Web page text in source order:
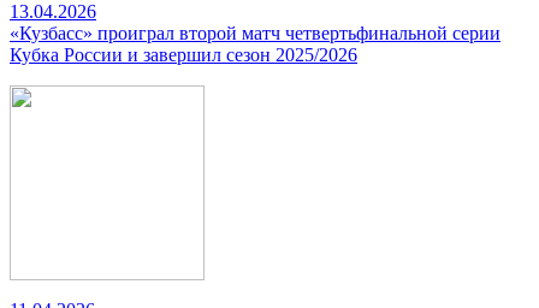
13.04.2026
«Кузбасс» проиграл второй матч четвертьфинальной серии
Кубка России и завершил сезон 2025/2026